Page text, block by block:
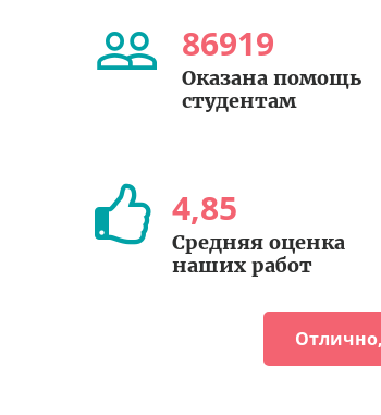
86919
Оказана помощь
студентам
4,85
Средняя оценка
наших работ